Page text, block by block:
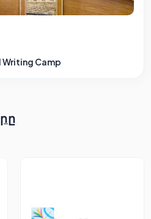
Writing Camp